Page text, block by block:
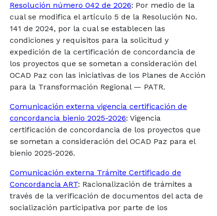
Resolución número 042 de 2026: Por medio de la
cual se modifica el artículo 5 de la Resolución No.
141 de 2024, por la cual se establecen las
condiciones y requisitos para la solicitud y
expedición de la certificación de concordancia de
los proyectos que se sometan a consideración del
OCAD Paz con las iniciativas de los Planes de Acción
para la Transformación Regional — PATR.
Comunicación externa vigencia certificación de
concordancia bienio 2025-2026: Vigencia
certificación de concordancia de los proyectos que
se sometan a consideración del OCAD Paz para el
bienio 2025-2026.
Comunicación externa Trámite Certificado de
Concordancia ART: Racionalización de trámites a
través de la verificación de documentos del acta de
socialización participativa por parte de los